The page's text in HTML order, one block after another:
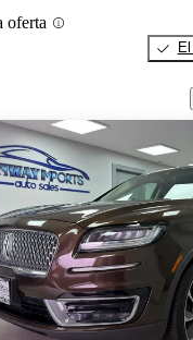
oferta